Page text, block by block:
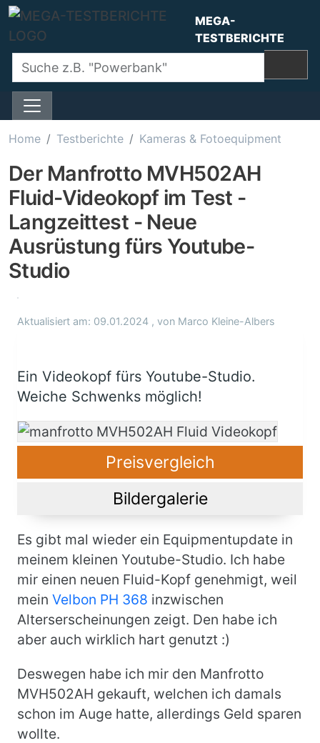
Direkt zum Inhalt
MEGA-
TESTBERICHTE
Home Testberichte Kameras & Fotoequipment
Der Manfrotto MVH502AH
Fluid-Videokopf im Test -
Langzeittest - Neue
Ausrüstung fürs Youtube-
Studio
Aktualisiert am: 09.01.2024 , von Marco Kleine-Albers
Ein Videokopf fürs Youtube-Studio.
Weiche Schwenks möglich!
Preisvergleich
Bildergalerie
Body
Es gibt mal wieder ein Equipmentupdate in
meinem kleinen Youtube-Studio. Ich habe
mir einen neuen Fluid-Kopf genehmigt, weil
mein Velbon PH 368 inzwischen
Alterserscheinungen zeigt. Den habe ich
aber auch wirklich hart genutzt :)
Deswegen habe ich mir den Manfrotto
MVH502AH gekauft, welchen ich damals
schon im Auge hatte, allerdings Geld sparen
wollte.